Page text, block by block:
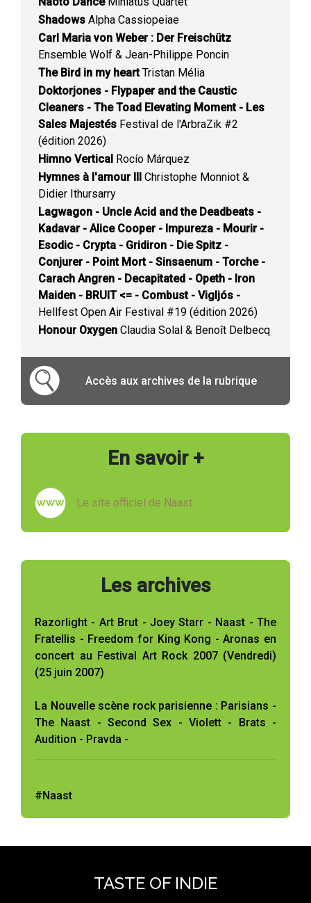
Shadows Alpha Cassiopeiae
Carl Maria von Weber : Der Freischütz
Ensemble Wolf & Jean-Philippe Poncin
The Bird in my heartTristan Mélia
Doktorjones - Flypaper and the Caustic
Cleaners - The Toad Elevating Moment - Les
Sales Majestés Festival de l'ArbraZik #2
(édition 2026)
Himno Vertical Rocío Márquez
Hymnes à l'amour III Christophe Monniot &
Didier Ithursarry
Lagwagon - Uncle Acid and the Deadbeats -
Kadavar - Alice Cooper - Impureza - Mourir -
Esodic - Crypta - Gridiron - Die Spitz -
Conjurer - Point Mort - Sinsaenum - Torche -
Carach Angren - Decapitated - Opeth - Iron
Maiden - BRUIT <= - Combust - Vigljós -
Hellfest Open Air Festival #19 (édition 2026)
Honour Oxygen Claudia Solal & Benoît Delbecq
Accès aux archives de la rubrique
En savoir +
Le site officiel de Naast
Les archives
Razorlight - Art Brut - Joey Starr - Naast - The
Fratellis - Freedom for King Kong - Aronas en
concert au Festival Art Rock 2007 (Vendredi)
(25 juin 2007)
La Nouvelle scène rock parisienne : Parisians -
The Naast - Second Sex - Violett - Brats -
Audition - Pravda -
#Naast
TASTE OF INDIE